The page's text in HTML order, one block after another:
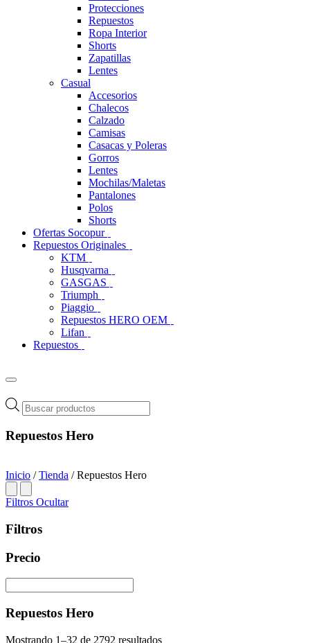
Protecciones
Repuestos
Ropa Interior
Shorts
Zapatillas
Lentes
Casual
Accesorios
Chalecos
Calzado
Camisas
Casacas y Poleras
Gorros
Lentes
Mochilas/Maletas
Pantalones
Polos
Shorts
Ofertas Socopur
Repuestos Originales
KTM
Husqvarna
GASGAS
Triumph
Piaggio
Repuestos HERO OEM
Lifan
Repuestos
Búsqueda
de
Repuestos Hero
Inicio /Tienda / Repuestos Hero
Filtros Ocultar
Filtros
Precio
Repuestos Hero
Mostrando 1–32 de 2792 resultadosOrdenado